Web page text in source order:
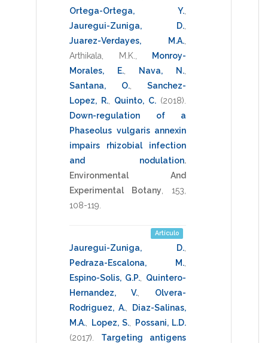
Ortega-Ortega, Y.
Jauregui-Zuniga, D.
Juarez-Verdayes, M.A.
Arthikala, M.K.
Monroy-
Morales, E., Nava, N.
Santana, O., Sanchez-
Lopez, R., Quinto, C. (2018)
Down-regulation of a
Phaseolus vulgaris annexin
impairs rhizobial infection
and nodulation.
Environmental And
Experimental Botany
153
108-119
Artículo
Jauregui-Zuniga, D.
Pedraza-Escalona, M.
Espino-Solis, G.P.
Quintero-
Hernandez, V.
Olvera-
Rodriguez, A.
Diaz-Salinas,
M.A.
Lopez, S.
Possani, L.D.
(2017)
Targeting antigens